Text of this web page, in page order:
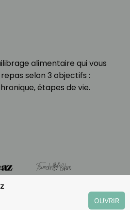
alimentaire qui vous
selon 3 objectifs :
étapes de vie.
OUVRIR